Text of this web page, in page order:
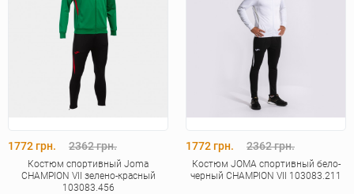
1772 грн. 2362 грн.
Костюм спортивный Joma
CHAMPION VII зелено-красный
103083.456
1772 грн. 2362 грн.
Костюм JOMA спортивный бело-
черный CHAMPION VII 103083.211